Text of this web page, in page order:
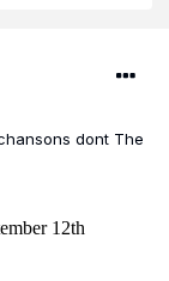
dont The